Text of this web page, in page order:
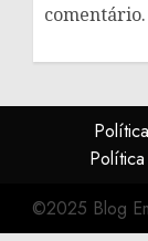
comentário.
©2025 Blog